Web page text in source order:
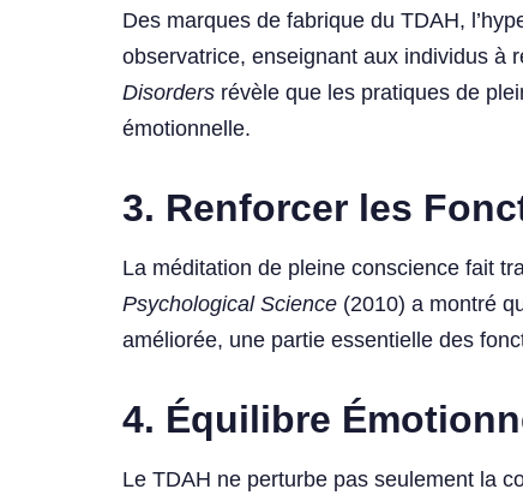
Des marques de fabrique du TDAH,
observatrice, enseignant aux individus à
Disorders révèle que les pratiques de
émotionnelle.
3. Renforcer les
La méditation de pleine conscience fait
Psychological Science (2010) a montré
améliorée, une partie essentielle des
4. Équilibre
Le TDAH ne perturbe pas seulement la